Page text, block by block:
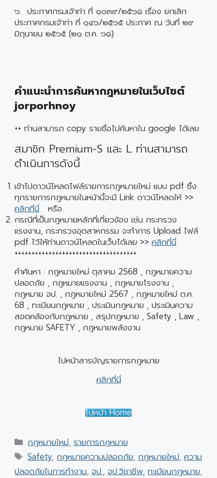
๖. ประกาศกรมเจ้าท่า ที่ ๑๐๓๙/๒๕๖๘ เรื่อง ยกเลิก
ประกาศกรมเจ้าท่า ที่ ๑๔๖/๒๕๖๕ ประกาศ ณ วันที่ ๒๙
มิถุนายน ๒๕๖๕ (๒๑ ต.ค. ๖๘)
คำแนะนำการค้นหากฎหมายในเว็บไซต์
jorporhnoy
++ ท่านสามารถ copy รายชื่อไปค้นหาใน google ได้เลย
สมาชิก Premium-S และ L ท่านสามารถ
ดำเนินการดังนี้
เข้าไปดาวน์โหลดไฟล์รายการกฎหมายใหม่ แบบ pdf ซึ่ง
ทุกรายการกฎหมายในหน้านี้จะมี Link ดาวน์โหลดให้ >>
คลิกที่นี่ หรือ
กรณีที่เป็นกฎหมายหลักที่เกี่ยวข้อง เช่น กระทรวง
แรงงาน, กระทรวงอุตสาหกรรม จะทำการ Upload ไฟล์
pdf ไว้ให้ท่านดาวน์โหลดในเว็บได้เลย >> คลิกที่นี่
++++++++++++++++++++++++++++++++++++
คำค้นหา : กฎหมายใหม่ ตุลาคม 2568 , กฎหมายความ
ปลอดภัย , กฎหมายแรงงาน , กฎหมายโรงงาน ,
กฎหมาย จป. , กฎหมายใหม่ 2567 , กฎหมายใหม่ ต.ค.
68 , ทะเบียนกฎหมาย , ประเมินกฎหมาย , ประเมินความ
สอดคล้องกับกฎหมาย , สรุปกฎหมาย , Safety , Law ,
กฎหมาย SAFETY , กฎหมายพลังงาน
ไปหน้าสารบัญรายการกฎหมาย
คลิกที่นี่
ไปหน้า Home
Categories
กฎหมายใหม่,รายการกฎหมาย
Tags
Safety, กฎหมายความปลอดภัย, กฎหมายใหม่,ความ
ปลอดภัยในการทำงาน, จป., จป.วิชาชีพ, ทะเบียนกฎหมาย,